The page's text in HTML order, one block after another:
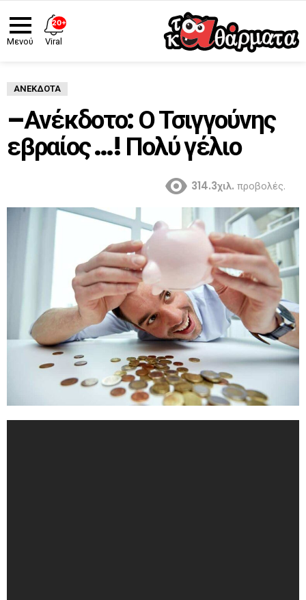
Μενού
ΑΝΈΚΔΟΤΑ
–Ανέκδοτο: Ο Τσιγγούνης
εβραίος …! Πολύ γέλιο
314.3χιλ. προβολές.
20+
Viral